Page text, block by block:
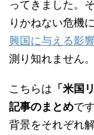
ってきました。
りかねない危機
興国に与える影
測り知れません。
こちらは 「米国
記事のまとめで
背景をそれぞれ